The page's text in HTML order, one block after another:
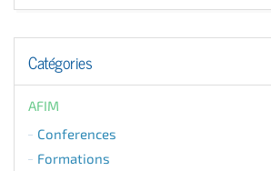
Catégories
AFIM
Conferences
Formations